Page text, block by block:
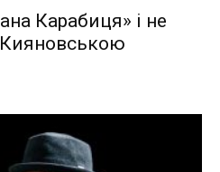
Карабиця» і не